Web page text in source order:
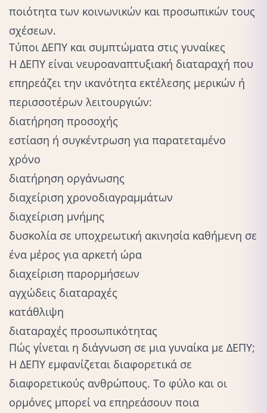
ποιότητα των κοινωνικών και προσωπικών τους
σχέσεων.
Τύποι ΔΕΠΥ και συμπτώματα στις γυναίκες
Η ΔΕΠΥ είναι νευροαναπτυξιακή διαταραχή που
επηρεάζει την ικανότητα εκτέλεσης μερικών ή
περισσοτέρων λειτουργιών:
διατήρηση προσοχής
εστίαση ή συγκέντρωση για παρατεταμένο
χρόνο
διατήρηση οργάνωσης
διαχείριση χρονοδιαγραμμάτων
διαχείριση μνήμης
δυσκολία σε υποχρεωτική ακινησία καθήμενη σε
ένα μέρος για αρκετή ώρα
διαχείριση παρορμήσεων
αγχώδεις διαταραχές
κατάθλιψη
διαταραχές προσωπικότητας
Πώς γίνεται η διάγνωση σε μια γυναίκα με ΔΕΠΥ;
Η ΔΕΠΥ εμφανίζεται διαφορετικά σε
διαφορετικούς ανθρώπους. Το φύλο και οι
ορμόνες μπορεί να επηρεάσουν ποια